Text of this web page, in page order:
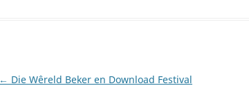
Post
← Die Wêreld Beker en Download Festival